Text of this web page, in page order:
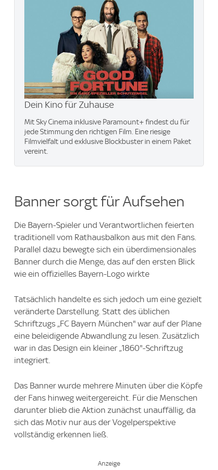
Dein Kino für Zuhause
Mit Sky Cinema inklusive Paramount+​ findest du für
jede Stimmung den richtigen Film. Eine riesige
Filmvielfalt und exklusive Blockbuster in einem Paket
vereint.
Banner sorgt für Aufsehen
Die Bayern-Spieler und Verantwortlichen feierten
traditionell vom Rathausbalkon aus mit den Fans.
Parallel dazu bewegte sich ein überdimensionales
Banner durch die Menge, das auf den ersten Blick
wie ein offizielles Bayern-Logo wirkte
Tatsächlich handelte es sich jedoch um eine gezielt
veränderte Darstellung. Statt des üblichen
Schriftzugs „FC Bayern München" war auf der Plane
eine beleidigende Abwandlung zu lesen. Zusätzlich
war in das Design ein kleiner „1860"-Schriftzug
integriert.
Das Banner wurde mehrere Minuten über die Köpfe
der Fans hinweg weitergereicht. Für die Menschen
darunter blieb die Aktion zunächst unauffällig, da
sich das Motiv nur aus der Vogelperspektive
vollständig erkennen ließ.